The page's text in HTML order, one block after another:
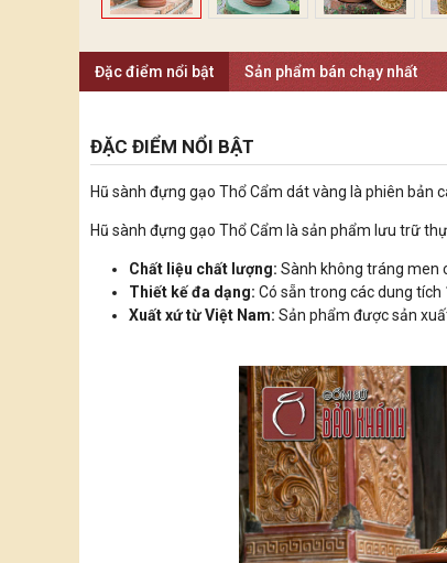
Đặc điểm nổi bật Sản phẩm bán chạy nhất
ĐẶC ĐIỂM NỔI BẬT
Hũ sành đựng gạo Thổ Cẩm dát vàng là phiên bản
Hũ sành đựng gạo Thổ Cẩm là sản phẩm lưu trữ
Chất liệu chất lượng: Sành không tráng men
Thiết kế đa dạng: Có sẵn trong các dung tích
Xuất xứ từ Việt Nam: Sản phẩm được sản